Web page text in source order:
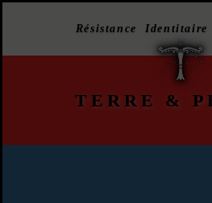
Résistance Identitaire
TERRE &